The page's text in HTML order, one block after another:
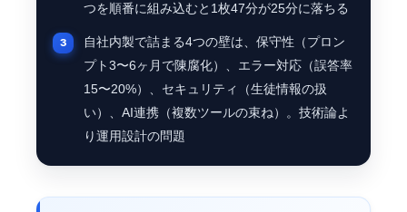
つを順番に組み込むと1枚47分が25分に落ちる
自社内製で詰まる4つの壁は、保守性（プロン
プト3〜6ヶ月で陳腐化）、エラー対応（誤答率
15〜20%）、セキュリティ（生徒情報の扱
い）、AI連携（複数ツールの束ね）。技術論よ
り運用設計の問題